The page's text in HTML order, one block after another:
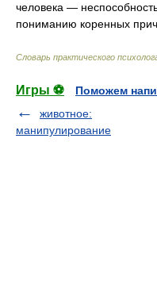
человека —
пониманию коренных
Словарь практического
Игры ⚽
Поможем
животное:
манипулирование